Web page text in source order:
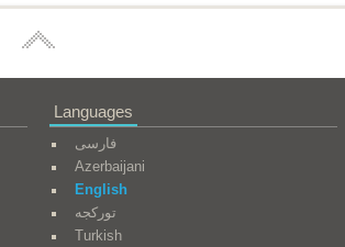
Languages
فارسی
Azerbaijani
English
تورکجه
Turkish